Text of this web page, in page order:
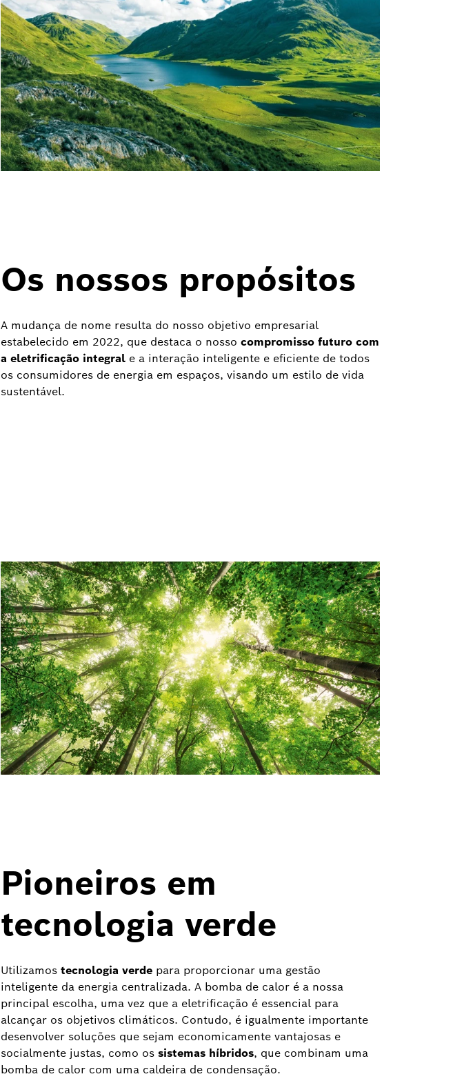
Os nossos propósitos
A mudança de nome resulta do nosso objetivo empresarial
estabelecido em 2022, que destaca o nosso compromisso futuro com
a eletrificação integral e a interação inteligente e eficiente de todos
os consumidores de energia em espaços, visando um estilo de vida
sustentável.
Pioneiros em
tecnologia verde
Utilizamos tecnologia verde para proporcionar uma gestão
inteligente da energia centralizada. A bomba de calor é a nossa
principal escolha, uma vez que a eletrificação é essencial para
alcançar os objetivos climáticos. Contudo, é igualmente importante
desenvolver soluções que sejam economicamente vantajosas e
socialmente justas, como os sistemas híbridos, que combinam uma
bomba de calor com uma caldeira de condensação.